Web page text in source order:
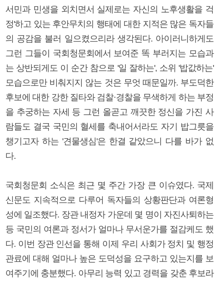
서민과 민생을 외치면서 실제로는 자신의 노후생활을 걱
정'하고 있는 후안무치의 행태에 대한 지적은 많은 독자들
의 공감을 불러 일으켰으리라 생각된다. 아이러니하게도
그런 그들이 국회청문회에서 보여준 똑 부러지는 모습과
는 상반되게도 이 순간 참으로 '일 잘하는', 소위 '밥값하는'
모습으로만 비춰지지 않는 것은 무엇 때문일까. 부도덕한
후보에 대한 강한 질타와 검찰·경찰을 무색하게 하는 부정
을 추궁하는 자세 등 그런 올곧고 깨끗한 정신을 가진 사
람들도 결국 국민의 혈세를 축내어서라도 자기 밥그릇을
챙기고자 하는 '견물생심'은 한결 같았으니 다를 바가 없
다.
국회청문회 소식은 최근 몇 주간 가장 큰 이슈였다. 국제
신문도 지속적으로 다루어 독자들의 상황판단과 여론형
성에 일조했다. 장관 내정자 가운데 몇 명이 자진사퇴하는
등 국민의 여론과 정서가 얼마나 무서운가를 절감케도 했
다. 이번 장관 인선을 통해 이제 우리 사회가 정치 및 행정
관료에 대해 얼마나 높은 도덕성을 요구하고 있는지를 보
여주기에 충분했다. 아무리 능력 있고 경력을 갖춘 후보라